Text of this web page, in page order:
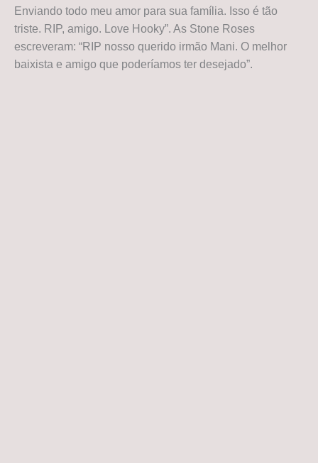
Enviando todo meu amor para sua família. Isso é tão
triste. RIP, amigo. Love Hooky”. As Stone Roses
escreveram: “RIP nosso querido irmão Mani. O melhor
baixista e amigo que poderíamos ter desejado”.